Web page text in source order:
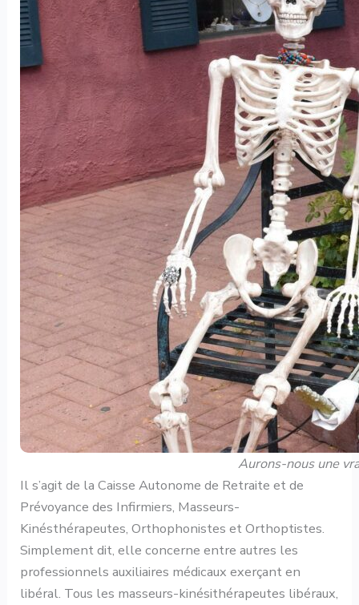
Aurons-nous une
Il s’agit de la Caisse Autonome de Retraite et de
Prévoyance des Infirmiers, Masseurs-
Kinésthérapeutes, Orthophonistes et Orthoptistes.
Simplement dit, elle concerne entre autres les
professionnels auxiliaires médicaux exerçant en
libéral. Tous les masseurs-kinésithérapeutes libéraux,